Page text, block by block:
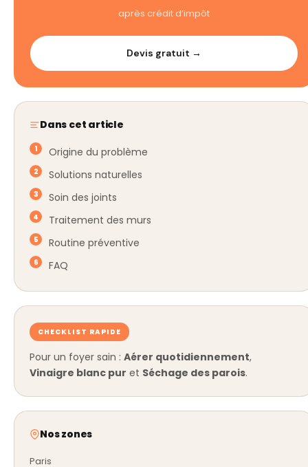
après crédit d’impôt
Devis gratuit →
Dans cet article
Origine du problème
Solutions naturelles
Soin des joints
Traitement des murs
Routine préventive
FAQ
CHECKLIST RAPIDE
Pour un foyer sain : Aérer quotidiennement,
Vinaigre blanc pur et Séchage des parois.
Nos zones
Paris